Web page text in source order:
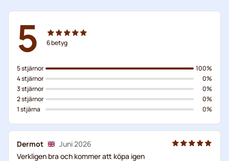
5 6betyg
5 stjärnor
4 stjärnor
3 stjärnor
2 stjärnor
1 stjärna
100%
0%
0%
0%
0%
Dermot
Juni 2026
Verkligen bra och kommer att köpa igen